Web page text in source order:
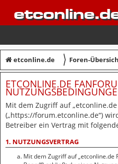
etconline.de 〉 Foren-
ETCONLINE.DE
Mit dem Zugriff auf „etconline.de
(„https://forum.etconline.de“)
Betreiber ein Vertrag mit
1. NUTZUNGSVERTRAG
Mit dem Zugriff auf „etconline.de